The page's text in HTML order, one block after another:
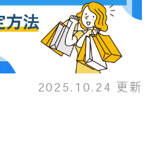
2025.10.24 更新